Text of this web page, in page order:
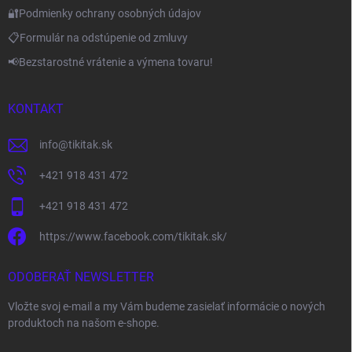
🔐Podmienky ochrany osobných údajov
📋Formulár na odstúpenie od zmluvy
📢Bezstarostné vrátenie a výmena tovaru!
KONTAKT
info@tikitak.sk
+421 918 431 472
+421 918 431 472
https://www.facebook.com/tikitak.sk/
ODOBERAŤ NEWSLETTER
Vložte svoj e-mail a my Vám budeme zasielať informácie o nových
produktoch na našom e-shope.